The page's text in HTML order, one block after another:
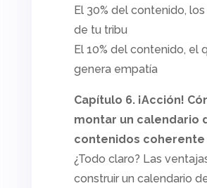
El 30% del contenido,
de tu tribu
El 10% del contenido, el
genera empatía
Capítulo 6. ¡Acción!
montar un calendario
contenidos coherente
¿Todo claro? Las
construir un calendario